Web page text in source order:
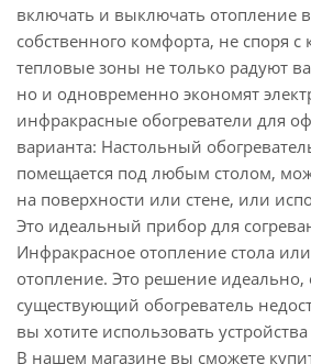
включать и выключать отопление
собственного комфорта, не споря с
тепловые зоны не только радуют
но и одновременно экономят
инфракрасные обогреватели для
варианта: Настольный
помещается под любым столом,
на поверхности или стене, или
Это идеальный прибор для
Инфракрасное отопление стола
отопление. Это решение идеально,
существующий обогреватель
вы хотите использовать
В нашем магазине вы сможете